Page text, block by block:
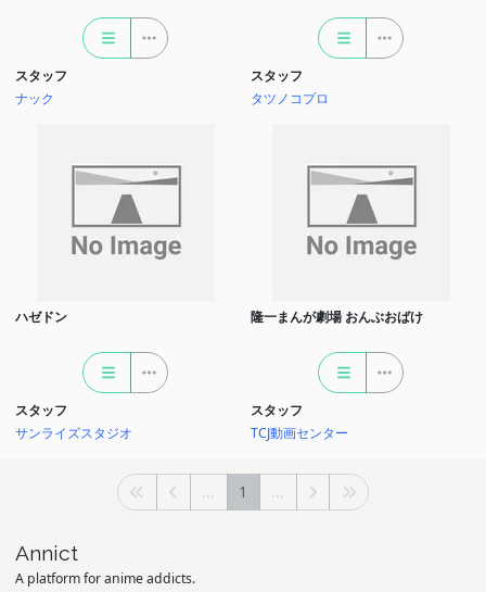
スタッフ
ナック
スタッフ
タツノコプロ
ハゼドン
スタッフ
サンライズスタジオ
隆一まんが劇場 おんぶおばけ
スタッフ
TCJ動画センター
... 1 ...
Annict
A platform for anime addicts.